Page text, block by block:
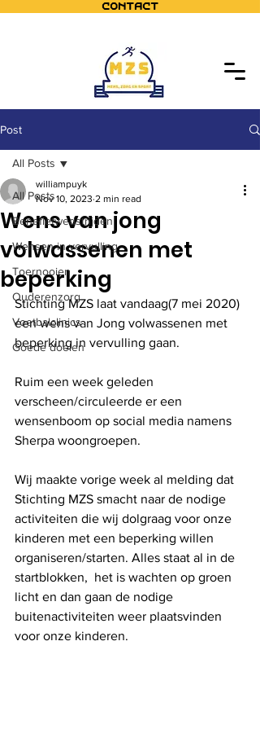
Contact
Post
All Posts
Benefietwedstrijden
Wensen in vervulling
Toernooien
Ouderenzorg
Voetbalclinics
Goede doelen
All Posts
Wens van jong
volwassenen met
beperking
williampuyk
Nov 10, 2023 2 min read
Stichting MZS laat vandaag(7 mei 2020)
een wens van Jong volwassenen met
beperking in vervulling gaan.
Ruim een week geleden
verscheen/circuleerde er een
wensenboom op social media namens
Sherpa woongroepen.
Wij maakte vorige week al melding dat
Stichting MZS smacht naar de nodige
activiteiten die wij dolgraag voor onze
kinderen met een beperking willen
organiseren/starten. Alles staat al in de
startblokken,  het is wachten op groen
licht en dan gaan de nodige
buitenactiviteiten weer plaatsvinden
voor onze kinderen.